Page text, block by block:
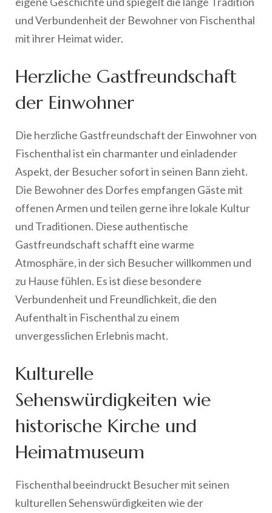
und Verbundenheit der Bewohner von Fischenthal
mit ihrer Heimat wider.
Herzliche Gastfreundschaft
der Einwohner
Die herzliche Gastfreundschaft der Einwohner von
Fischenthal ist ein charmanter und einladender
Aspekt, der Besucher sofort in seinen Bann zieht.
Die Bewohner des Dorfes empfangen Gäste mit
offenen Armen und teilen gerne ihre lokale Kultur
und Traditionen. Diese authentische
Gastfreundschaft schafft eine warme
Atmosphäre, in der sich Besucher willkommen und
zu Hause fühlen. Es ist diese besondere
Verbundenheit und Freundlichkeit, die den
Aufenthalt in Fischenthal zu einem
unvergesslichen Erlebnis macht.
Kulturelle
Sehenswürdigkeiten wie
historische Kirche und
Heimatmuseum
Fischenthal beeindruckt Besucher mit seinen
kulturellen Sehenswürdigkeiten wie der